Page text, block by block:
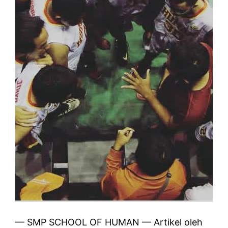
— SMP SCHOOL OF HUMAN — Artikel oleh